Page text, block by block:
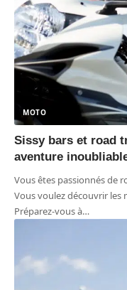
MOTO
Sissy bars et road
aventure
Vous êtes passionnés de
Vous voulez découvrir les
Préparez-vous à…